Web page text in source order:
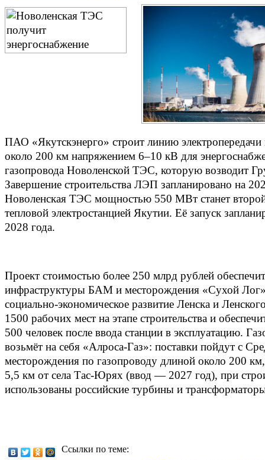
ПАО «Якутскэнерго» строит линию
около 200 км напряжением 6–10 кВ для
газопровода Новоленской ТЭС, которую возводит
Завершение строительства ЛЭП запланировано на
Новоленская ТЭС мощностью 550 МВт станет
тепловой электростанцией Якутии. Её запуск
2028 года.
Проект стоимостью более 250 млрд рублей
инфраструктуры БАМ и месторождения «Сухой
социально‑экономическое развитие Ленска и
1500 рабочих мест на этапе строительства и
500 человек после ввода станции в эксплуатацию.
возьмёт на себя «Алроса‑Газ»: поставки пойдут с
месторождения по газопроводу длиной около 200
5,5 км от села Тас‑Юрях (ввод — 2027 год), при
использованы российские турбины и
Ссылки по теме: